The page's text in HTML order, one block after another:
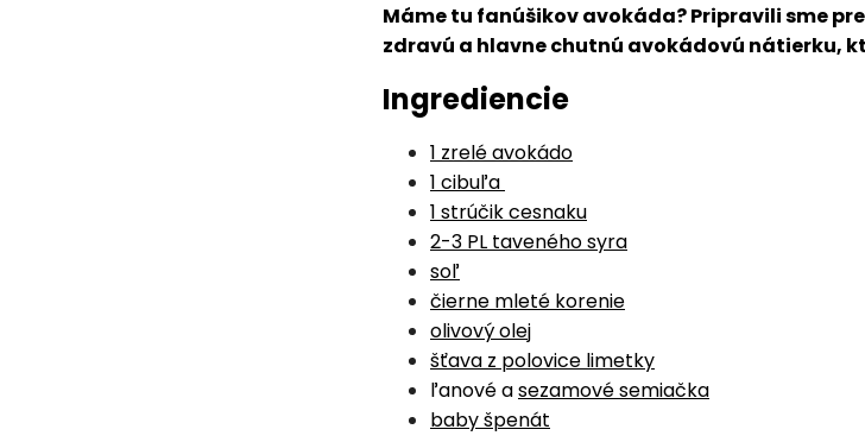
Máme tu fanúšikov avokáda? Pripravili sme
zdravú a hlavne chutnú avokádovú nátierku,
Ingrediencie
1 zrelé avokádo
1 cibuľa
1 strúčik cesnaku
2-3 PL taveného syra
soľ
čierne mleté korenie
olivový olej
šťava z polovice limetky
ľanové asezamové semiačka
baby špenát